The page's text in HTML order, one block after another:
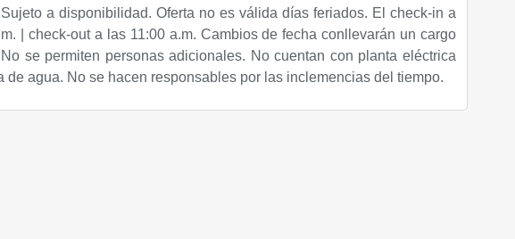
Sujeto a disponibilidad. Oferta no es válida días feriados. El check-in a
| check-out a las 11:00 a.m. Cambios de fecha conllevarán un cargo
se permiten personas adicionales. No cuentan con planta eléctrica
de agua. No se hacen responsables por las inclemencias del tiempo.